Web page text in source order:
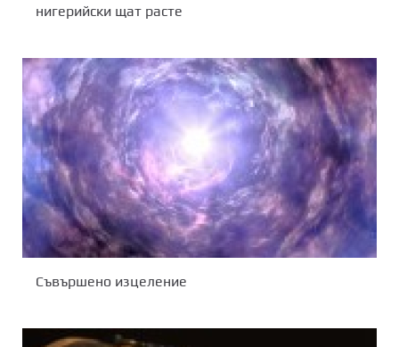
нигерийски щат расте
Съвършено изцеление